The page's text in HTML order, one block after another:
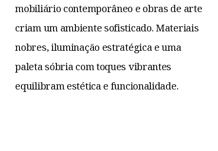
mobiliário contemporâneo e obras de arte
criam um ambiente sofisticado. Materiais
nobres, iluminação estratégica e uma
paleta sóbria com toques vibrantes
equilibram estética e funcionalidade.